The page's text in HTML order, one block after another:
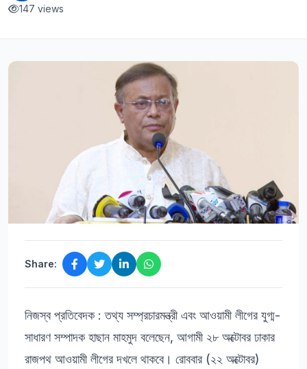
147 views
Share:
নিজস্ব প্রতিবেদক : তথ্য সম্প্রচারমন্ত্রী এবং আওয়ামী লীগের যুগ্ম-
সাধারণ সম্পাদক হাছান মাহমুদ বলেছেন, আগামী ২৮ অক্টোবর ঢাকার
রাজপথ আওয়ামী লীগের দখলে থাকবে। রোববার (২২ অক্টোবর)